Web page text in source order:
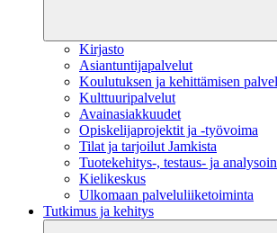
Kirjasto
Asiantuntijapalvelut
Koulutuksen ja kehittämisen
Kulttuuripalvelut
Avainasiakkuudet
Opiskelijaprojektit​ ja -työvoima
Tilat ja tarjoilut Jamkista
Tuotekehitys-, testaus- ja
Kielikeskus
Ulkomaan palveluliiketoiminta
Tutkimus ja kehitys